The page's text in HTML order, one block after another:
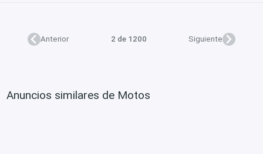
Anterior 2 de 1200 Siguiente
Anuncios similares de Motos